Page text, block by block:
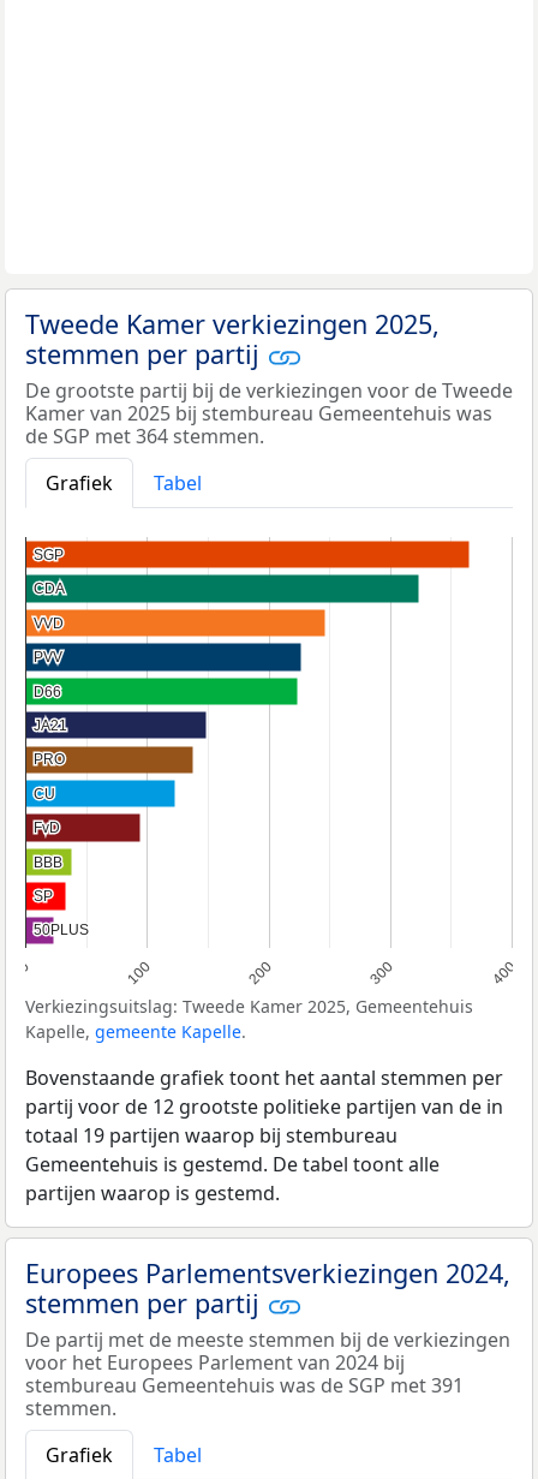
Tweede Kamer verkiezingen 2025,
stemmen per partij
De grootste partij bij de verkiezingen voor de Tweede
Kamer van 2025 bij stembureau Gemeentehuis was
de SGP met 364 stemmen.
Grafiek
Tabel
0 100 200 300 400
SGP
SGP
CDA
CDA
VVD
VVD
PVV
PVV
D66
D66
JA21
JA21
PRO
PRO
CU
CU
FvD
FvD
BBB
BBB
SP
SP
50PLUS
50PLUS
Verkiezingsuitslag: Tweede Kamer 2025, Gemeentehuis
Kapelle, gemeente Kapelle.
Bovenstaande grafiek toont het aantal stemmen per
partij voor de 12 grootste politieke partijen van de in
totaal 19 partijen waarop bij stembureau
Gemeentehuis is gestemd. De tabel toont alle
partijen waarop is gestemd.
Europees Parlementsverkiezingen 2024,
stemmen per partij
De partij met de meeste stemmen bij de verkiezingen
voor het Europees Parlement van 2024 bij
stembureau Gemeentehuis was de SGP met 391
stemmen.
Grafiek
Tabel